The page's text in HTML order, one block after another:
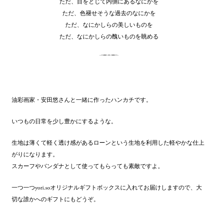
ただ、目をとじて内側にあるなにかを
ただ、色褪せそうな過去のなにかを
ただ、なにかしらの美しいものを
ただ、なにかしらの醜いものを眺める
油彩画家・安田悠さんと一緒に作ったハンカチです。
いつもの日常を少し豊かにするような。
生地は薄くて軽く透け感があるローンという生地を利用した軽やかな仕上
がりになります。
スカーフやバンダナとして使ってもらっても素敵ですよ。
一つ一つyori.soオリジナルギフトボックスに入れてお届けしますので、大
切な誰かへのギフトにもどうぞ。